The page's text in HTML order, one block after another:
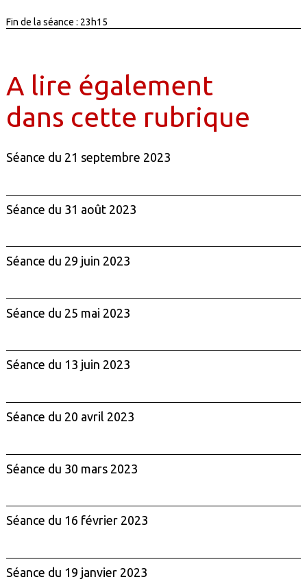
Fin de la séance : 23h15
A lire également
dans cette rubrique
Séance du 21 septembre 2023
Séance du 31 août 2023
Séance du 29 juin 2023
Séance du 25 mai 2023
Séance du 13 juin 2023
Séance du 20 avril 2023
Séance du 30 mars 2023
Séance du 16 février 2023
Séance du 19 janvier 2023